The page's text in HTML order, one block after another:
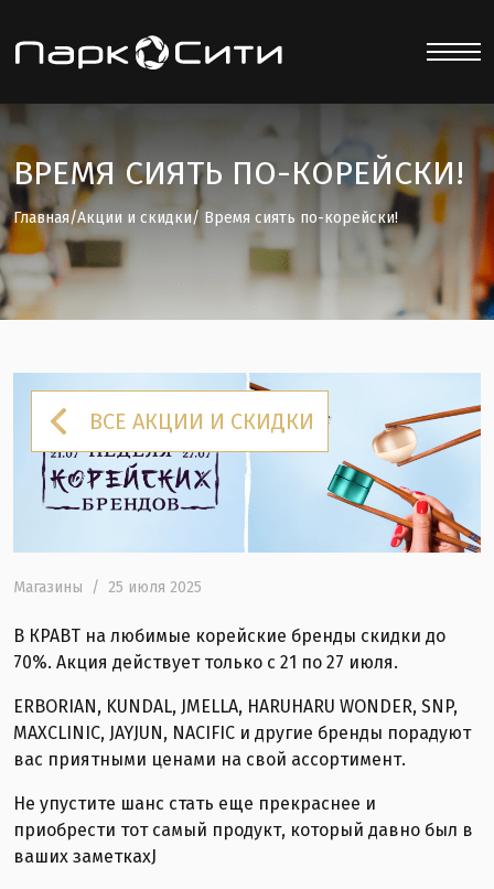
ВРЕМЯ СИЯТЬ ПО-КОРЕЙСКИ!
Главная/Акции и скидки/ Время сиять по-корейски!
ВСЕ АКЦИИ И СКИДКИ
Магазины / 25 июля 2025
В КРАВТ на любимые корейские бренды скидки до
70%. Акция действует только с 21 по 27 июля.
ERBORIAN, KUNDAL, JMELLA, HARUHARU WONDER, SNP,
MAXCLINIC, JAYJUN, NACIFIC и другие бренды порадуют
вас приятными ценами на свой ассортимент.
Не упустите шанс стать еще прекраснее и
приобрести тот самый продукт, который давно был в
ваших заметкахJ